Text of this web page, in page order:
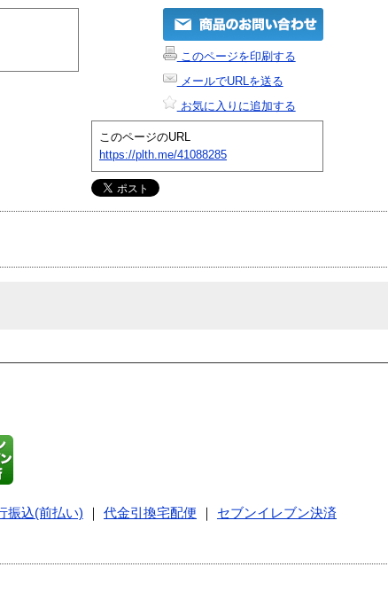
このページを印刷する
メールでURLを送る
お気に入りに追加する
このページのURL
https://plth.me/41088285
振込(前払い) 代金引換宅配便
セブンイレブン決済